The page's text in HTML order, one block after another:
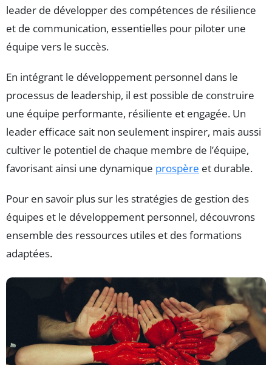
leader de développer des compétences de résilience
et de communication, essentielles pour piloter une
équipe vers le succès.
En intégrant le développement personnel dans le
processus de leadership, il est possible de construire
une équipe performante, résiliente et engagée. Un
leader efficace sait non seulement inspirer, mais aussi
cultiver le potentiel de chaque membre de l’équipe,
favorisant ainsi une dynamique prospère et durable.
Pour en savoir plus sur les stratégies de gestion des
équipes et le développement personnel, découvrons
ensemble des ressources utiles et des formations
adaptées.